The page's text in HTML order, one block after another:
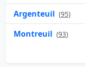
Argenteuil (95)
Montreuil (93)